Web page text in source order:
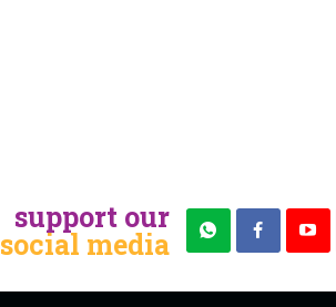
support our
social media